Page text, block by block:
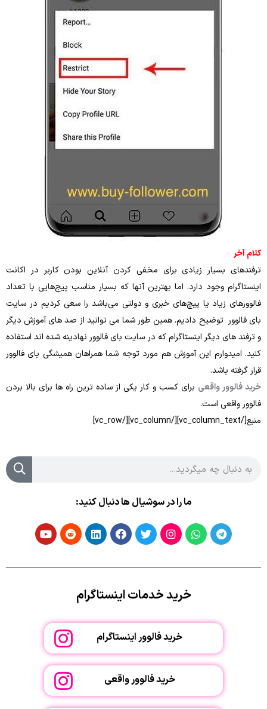
زیادی برای مخفی کردن آنلاین بودن کاربر در اکانت
وجود دارد. اما بهترین آنها که بسیار مناسب پیج‌هایی با تعداد
یا پیچ‌های خبری و دولتی می‌باشد را سعی کردیم در سایت
توضیح دادیم. همین طور شما می توانید از صد های آموزش دیگر
اینستاگرام که در سایت بای فالوور نهادینه شده اند استفاده
این آموزش هم مورد توجه شما همراهان همیشگی بای فالوور
واقعیبرای کسب و کار یکی از ساده ترین راه ها برای بالا بردن
است.
ما را در سوشیال ها دنبال کنید:
خرید خدمات اینستاگرام
خرید فالوور اینستاگرام
خرید فالوور واقعی